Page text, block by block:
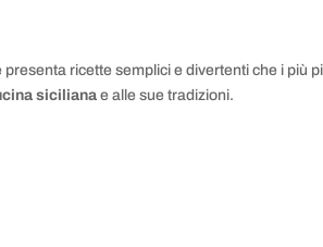
ricette semplici e divertenti che i più
sicilianae alle sue tradizioni.